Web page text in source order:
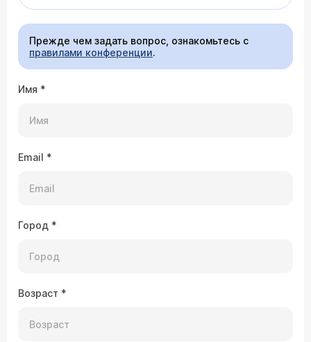
Прежде чем задать вопрос, ознакомьтесь с
правилами конференции.
Имя *
Email *
Город *
Возраст *